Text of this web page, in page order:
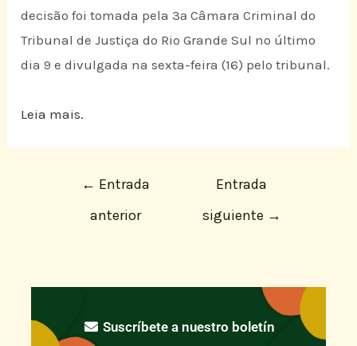
decisão foi tomada pela 3ª Câmara Criminal do
Tribunal de Justiça do Rio Grande Sul no último
dia 9 e divulgada na sexta-feira (16) pelo tribunal.
Leia mais.
← Entrada
anterior
Entrada
siguiente →
Suscríbete a nuestro boletín